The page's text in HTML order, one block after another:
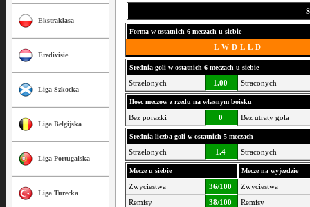
Ekstraklasa
Eredivisie
Liga Szkocka
Liga Belgijska
Liga Portugalska
Liga Turecka
Forma w ostatnich 6 meczach u siebie
L-W-D-L-L-D
Srednia goli w ostatnich 6 meczach u siebie
Strzelonych 1.00 Straconych
Ilosc meczow z rzedu na wlasnym boisku
Bez porazki 0 Bez utraty gola
Srednia liczba goli w ostatnich 5 meczach
Strzelonych 1.4 Straconych
Mecze u siebie Mecze na wyjezdzie
Zwyciestwa 36/100
Zwyciestwa
Remisy
38/100
Remisy